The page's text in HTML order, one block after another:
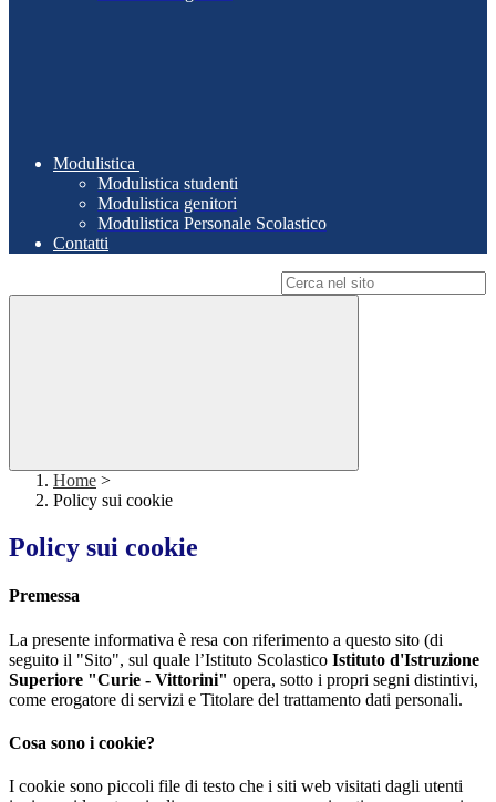
Modulistica
Modulistica studenti
Modulistica genitori
Modulistica Personale Scolastico
Contatti
Home >
Policy sui cookie
Policy sui cookie
Premessa
La presente informativa è resa con riferimento a questo sito (di
seguito il "Sito", sul quale l’Istituto Scolastico Istituto d'Istruzione
Superiore "Curie - Vittorini" opera, sotto i propri segni distintivi,
come erogatore di servizi e Titolare del trattamento dati personali.
Cosa sono i cookie?
I cookie sono piccoli file di testo che i siti web visitati dagli utenti